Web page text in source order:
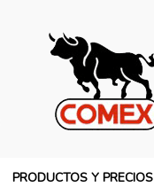
PRODUCTOS Y PRECIOS